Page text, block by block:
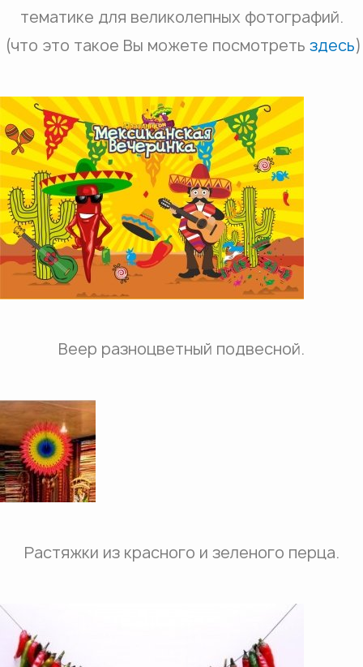
тематике для великолепных фотографий.
(что это такое Вы можете посмотреть здесь)
Веер разноцветный подвесной.
Растяжки из красного и зеленого перца.